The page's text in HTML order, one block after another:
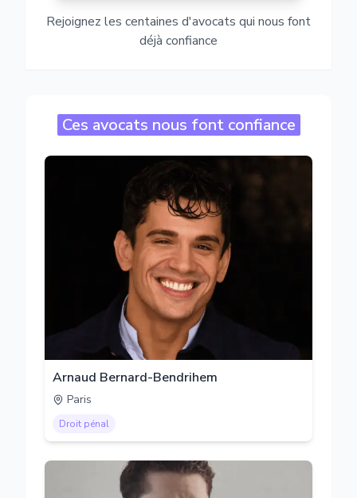
Rejoignez les centaines d'avocats qui nous font
déjà confiance
Ces avocats nous font confiance
Arnaud Bernard-Bendrihem
Paris
Droit pénal